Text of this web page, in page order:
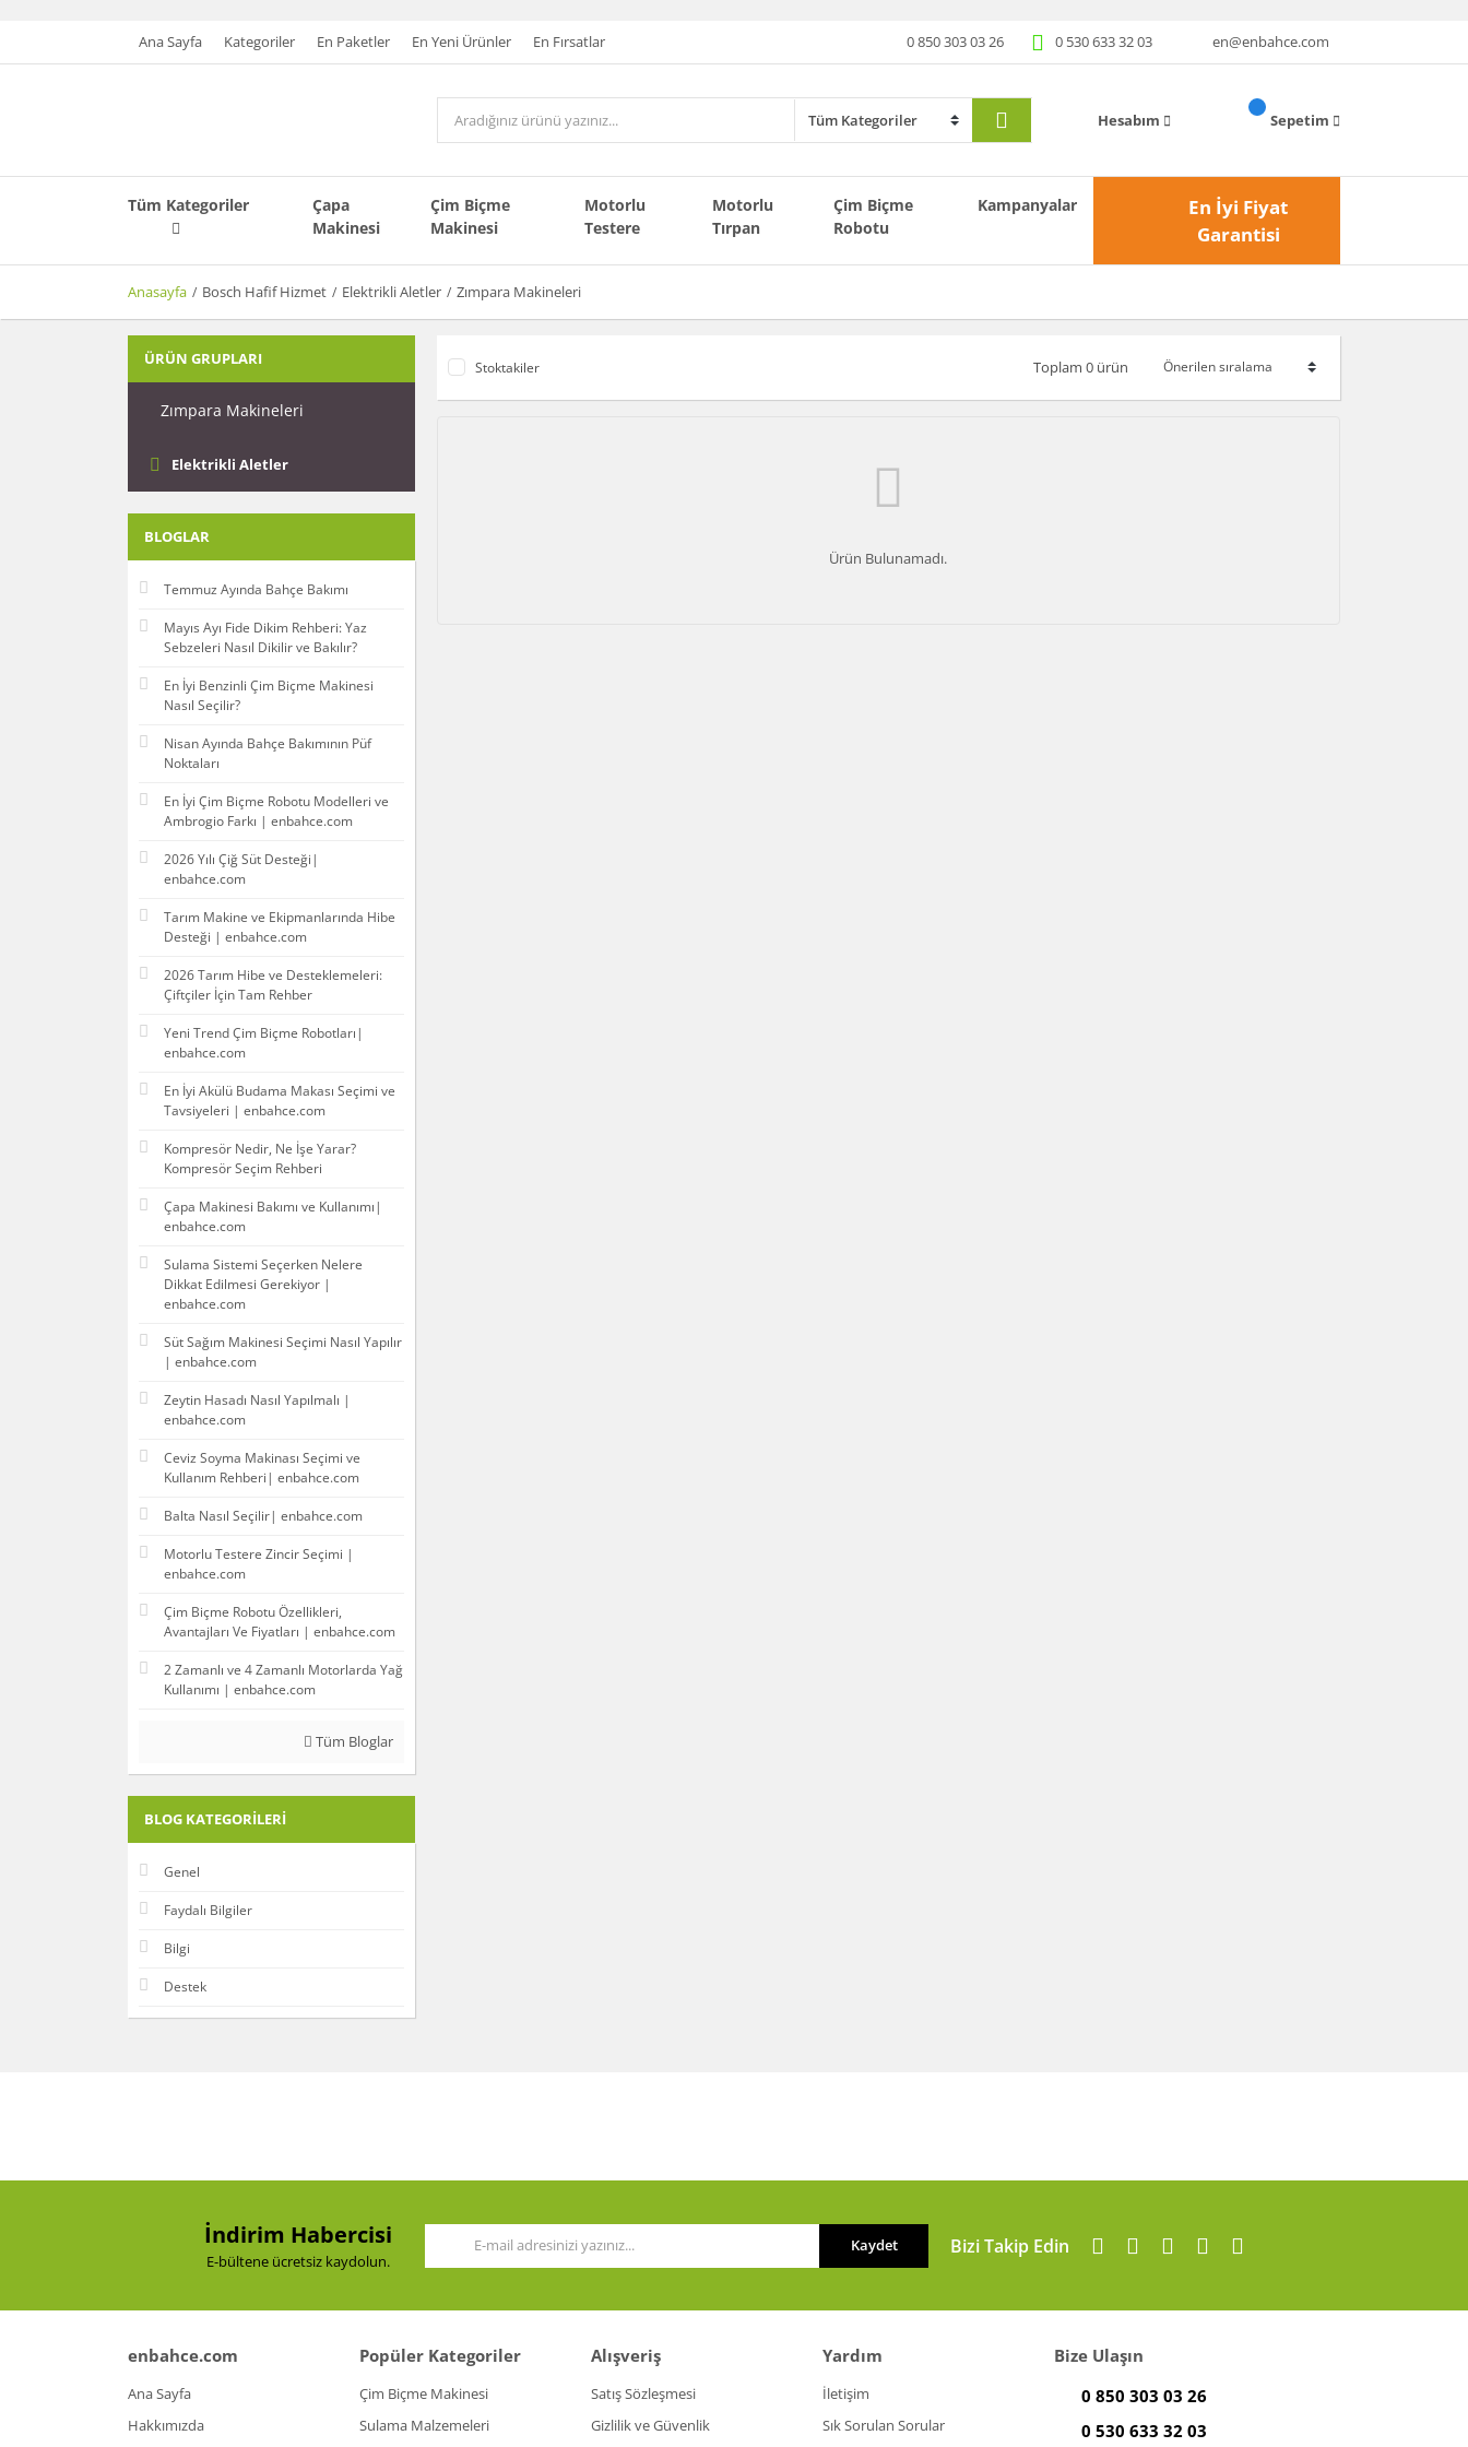
Ana Sayfa Kategoriler En Paketler En Yeni Ürünler En Fırsatlar 0 850 303 03 26 0 530 633 32 03 en@enbahce.com
Hesabım Sepetim
Tüm Kategoriler
Çapa
Makinesi
Çim Biçme
Makinesi
Motorlu
Testere
Motorlu
Tırpan
Çim Biçme
Robotu
Kampanyalar
En İyi Fiyat
Garantisi
Anasayfa Bosch Hafif Hizmet Elektrikli Aletler Zımpara Makineleri
ÜRÜN GRUPLARI
Zımpara Makineleri
Elektrikli Aletler
BLOGLAR
Temmuz Ayında Bahçe Bakımı
Mayıs Ayı Fide Dikim Rehberi: Yaz
Sebzeleri Nasıl Dikilir ve Bakılır?
En İyi Benzinli Çim Biçme Makinesi
Nasıl Seçilir?
Nisan Ayında Bahçe Bakımının Püf
Noktaları
En İyi Çim Biçme Robotu Modelleri ve
Ambrogio Farkı | enbahce.com
2026 Yılı Çiğ Süt Desteği|
enbahce.com
Tarım Makine ve Ekipmanlarında Hibe
Desteği | enbahce.com
2026 Tarım Hibe ve Desteklemeleri:
Çiftçiler İçin Tam Rehber
Yeni Trend Çim Biçme Robotları|
enbahce.com
En İyi Akülü Budama Makası Seçimi ve
Tavsiyeleri | enbahce.com
Kompresör Nedir, Ne İşe Yarar?
Kompresör Seçim Rehberi
Çapa Makinesi Bakımı ve Kullanımı|
enbahce.com
Sulama Sistemi Seçerken Nelere
Dikkat Edilmesi Gerekiyor |
enbahce.com
Süt Sağım Makinesi Seçimi Nasıl Yapılır
| enbahce.com
Zeytin Hasadı Nasıl Yapılmalı |
enbahce.com
Ceviz Soyma Makinası Seçimi ve
Kullanım Rehberi| enbahce.com
Balta Nasıl Seçilir| enbahce.com
Motorlu Testere Zincir Seçimi |
enbahce.com
Çim Biçme Robotu Özellikleri,
Avantajları Ve Fiyatları | enbahce.com
2 Zamanlı ve 4 Zamanlı Motorlarda Yağ
Kullanımı | enbahce.com
Tüm Bloglar
BLOG KATEGORILERI
Genel
Faydalı Bilgiler
Bilgi
Destek
Stoktakiler Toplam 0 ürün
Ürün Bulunamadı.
İndirim Habercisi
E-bültene ücretsiz kaydolun.
Kaydet Bizi Takip Edin
enbahce.com
Ana Sayfa
Hakkımızda
Popüler Kategoriler
Çim Biçme Makinesi
Sulama Malzemeleri
Alışveriş
Satış Sözleşmesi
Gizlilik ve Güvenlik
Yardım
İletişim
Sık Sorulan Sorular
Bize Ulaşın
0 850 303 03 26
0 530 633 32 03